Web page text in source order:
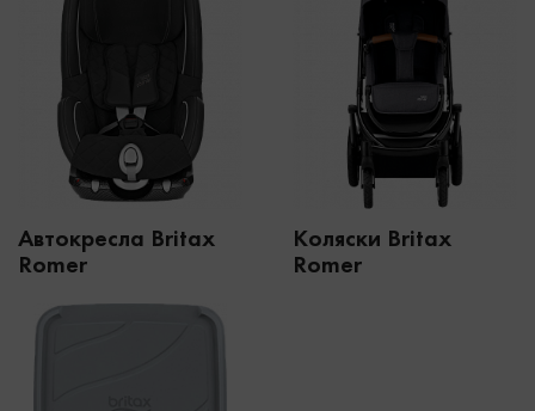
Автокресла Britax
Romer
Коляски Britax
Romer